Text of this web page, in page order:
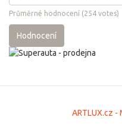
Průměrné hodnocení (254 votes)
Hodnocení
ARTLUX.cz -